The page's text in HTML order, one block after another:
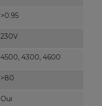
>0.95
230V
4500, 4300, 4600
>80
Oui